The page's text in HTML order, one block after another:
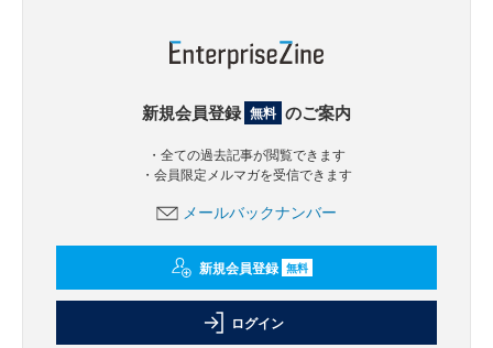
新規会員登録 無料 のご案内
・全ての過去記事が閲覧できます
・会員限定メルマガを受信できます
メールバックナンバー
新規会員登録 無料
ログイン